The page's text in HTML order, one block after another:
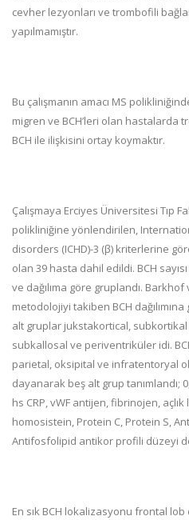
cevher lezyonları ve trombofili
yapılmamıştır.
Bu çalışmanın amacı MS
migren ve BCH’leri olan hastalarda
BCH ile ilişkisini ortay koymaktır.
Çalışmaya Erciyes Üniversitesi Tıp
polikliniğine yönlendirilen,
disorders (ICHD)-3 (β) kriterlerine
olan 39 hasta dahil edildi. BCH
ve dağılıma göre gruplandı.
metodolojiyi takiben BCH
alt gruplar jukstakortical,
subkallosal ve periventriküler idi.
parietal, oksipital ve infratentoryal
dayanarak beş alt grup tanımlandı;
hs CRP, vWF antijen, fibrinojen,
homosistein, Protein C, Protein S,
Antifosfolipid antikor profili düzeyi
En sık BCH lokalizasyonu frontal